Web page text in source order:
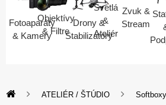
Fotoaparáty
& Kamery
Objektívy
& Filtre
Drony &
Stabilizátory
Svetlá
&
Ateliér
Zvuk &
Stream
ATELIÉR / ŠTÚDIO Softboxy